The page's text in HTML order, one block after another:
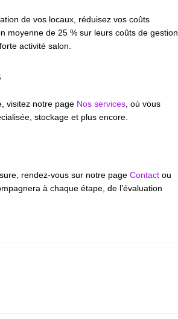
de vos locaux, réduisez vos coûts
moyenne de 25 % sur leurs coûts de gestion
activité salon.
visitez notre page Nos services , où vous
stockage et plus encore.
rendez-vous sur notre page Contact ou
à chaque étape, de l’évaluation